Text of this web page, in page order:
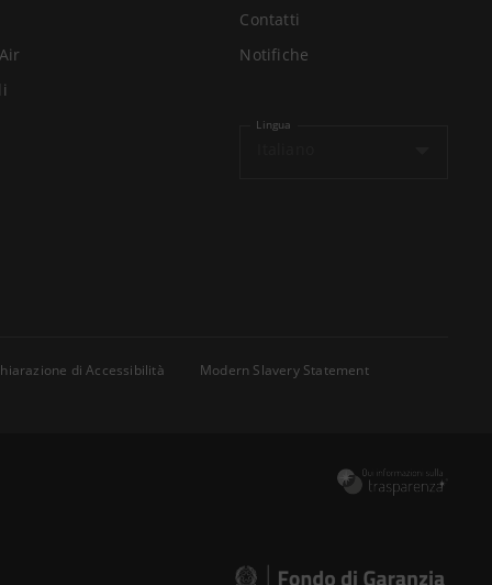
Contatti
Notifiche
Lingua
di Accessibilità Modern Slavery Statement